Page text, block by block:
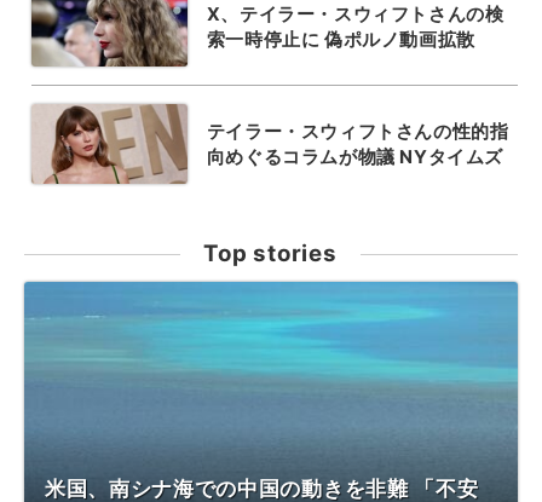
X、テイラー・スウィフトさんの検
索一時停止に 偽ポルノ動画拡散
テイラー・スウィフトさんの性的指
向めぐるコラムが物議 NYタイムズ
Top stories
米国、南シナ海での中国の動きを非難 「不安